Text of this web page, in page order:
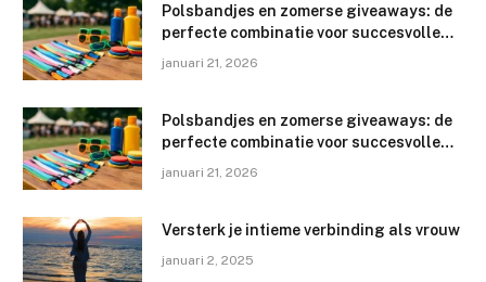
Polsbandjes en zomerse giveaways: de
perfecte combinatie voor succesvolle
januari 21, 2026
Polsbandjes en zomerse giveaways: de
perfecte combinatie voor succesvolle
januari 21, 2026
Versterk je intieme verbinding als vrouw
januari 2, 2025